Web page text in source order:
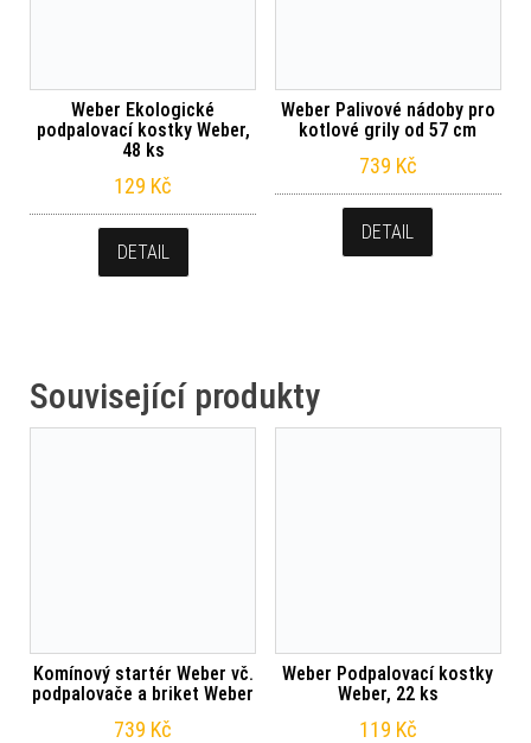
Weber Ekologické
podpalovací kostky Weber,
48 ks
129 Kč
DETAIL
Weber Palivové nádoby pro
kotlové grily od 57 cm
739 Kč
DETAIL
Související produkty
Komínový startér Weber vč.
podpalovače a briket Weber
739 Kč
Weber Podpalovací kostky
Weber, 22 ks
119 Kč